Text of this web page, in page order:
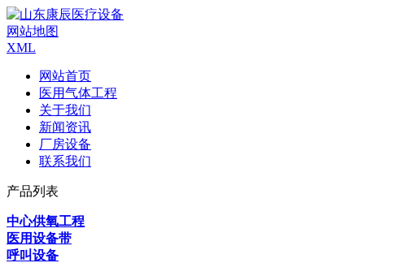
网站地图
XML
网站首页
医用气体工程
关于我们
新闻资讯
厂房设备
联系我们
产品列表
中心供氧工程
医用设备带
呼叫设备